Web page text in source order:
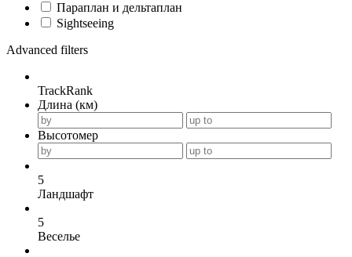
Параплан и дельтаплан
Sightseeing
Advanced filters
TrackRank
Длина (км)
Высотомер
5
Ландшафт
5
Веселье